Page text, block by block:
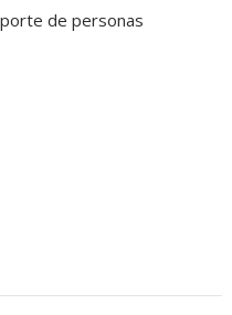
de personas